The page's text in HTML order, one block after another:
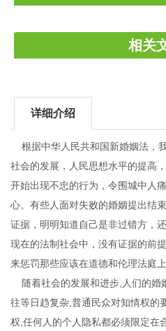
相关
详细介绍
根据中华人民共和国新婚姻法，
社会的发展，人民思想水平的提高
开始出现不忠的行为，令围城中人
心。有些人面对失败的婚姻提出结
证据，明明知道自己是非过错方，
现在的法制社会中，没有证据的前
来惩罚那些应该在道德和伦理法庭
随着社会的发展和进步,人们的婚
往等日趋复杂,普通民众对知情权的
权,任何人的个人隐私都必须限定在